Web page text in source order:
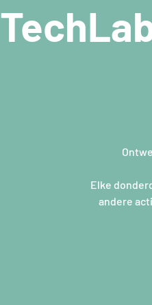
Elke
andere